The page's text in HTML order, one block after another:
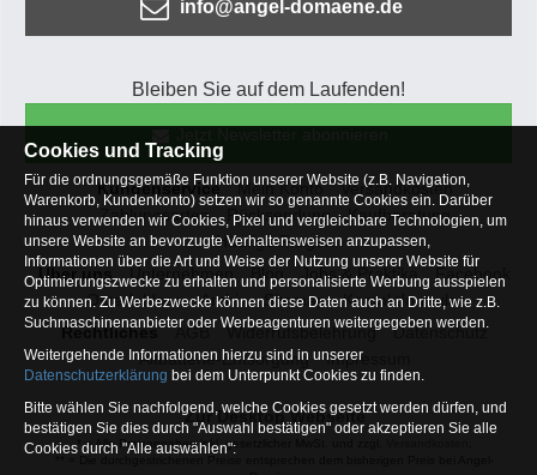
info@angel-domaene.de
Bleiben Sie auf dem Laufenden!
Kundenservice Mein Konto
Versandkosten
Zahlungsarten
Rücksendung
Kaufberatung
Häufige Fragen
Über uns
Unternehmen Blog Jobs & Praktika
Facebook
Osterfeldsee
Archiv Sitemap
Kontaktformular
Rechtliches
AGB Widerrufsbelehrung
Datenschutz
Altbatterie-Entsorgung
Impressum
Zur Desktop Webseite
* = Alle Preisangaben inkl. gesetzlicher MwSt. und zzgl.
Cookies und Tracking
Für die ordnungsgemäße Funktion unserer Website (z.B. Navigation,
Warenkorb, Kundenkonto) setzen wir so genannte Cookies ein. Darüber
hinaus verwenden wir Cookies, Pixel und vergleichbare Technologien, um
unsere Website an bevorzugte Verhaltensweisen anzupassen,
Informationen über die Art und Weise der Nutzung unserer Website für
Optimierungszwecke zu erhalten und personalisierte Werbung ausspielen
zu können. Zu Werbezwecke können diese Daten auch an Dritte, wie z.B.
Suchmaschinenanbieter oder Werbeagenturen weitergegeben werden.
Weitergehende Informationen hierzu sind in unserer
Datenschutzerklärung bei dem Unterpunkt Cookies zu finden.
Bitte wählen Sie nachfolgend, welche Cookies gesetzt werden dürfen, und
bestätigen Sie dies durch "Auswahl bestätigen" oder akzeptieren Sie alle
Cookies durch "Alle auswählen":